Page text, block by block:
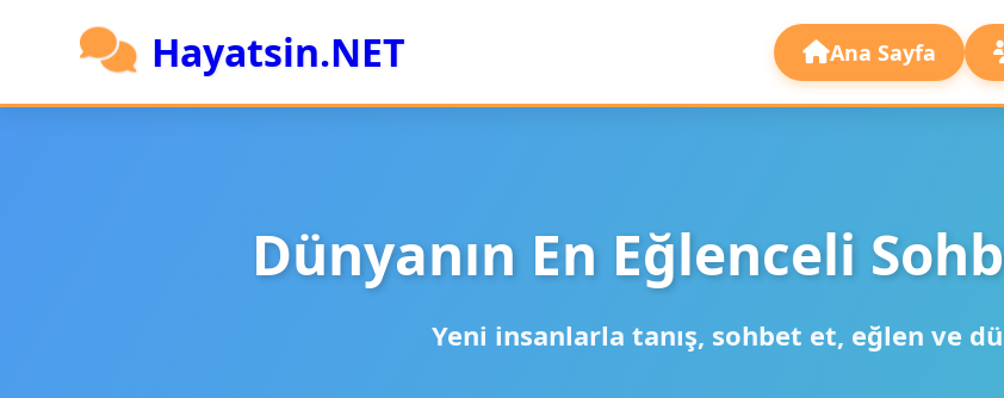
Hayatsin.NET Ana Sayfa
Dünyanın En Eğlenceli
Yeni insanlarla tanış, sohbet et, eğlen ve